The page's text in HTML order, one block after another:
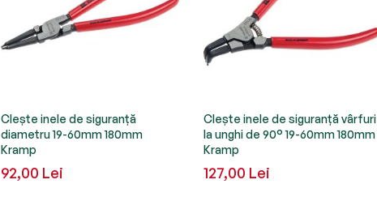
Clește inele de siguranță
diametru 19-60mm 180mm
Kramp
92,00 Lei
Clește inele de siguranță vârfuri
la unghi de 90° 19-60mm 180mm
Kramp
127,00 Lei